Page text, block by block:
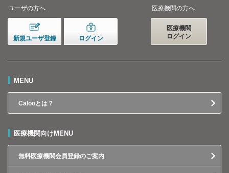
ユーザの方へ
新規ユーザ登録 ログイン
医療機関の方へ
医療機関
ログイン
MENU
Calooとは？
医療機関向けMENU
無料医療機関会員登録のご案内